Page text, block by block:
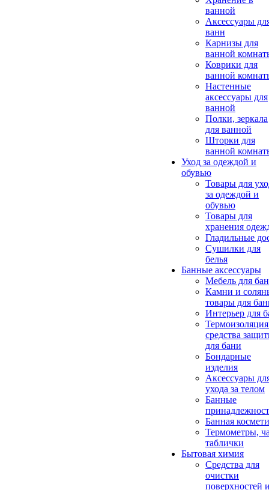
ванной
Аксессуары
ванн
Карнизы для
ванной
Коврики для
ванной
Настенные
аксессуары для
ванной
Полки, зеркала
для ванной
Шторки для
ванной
Уход за одеждой и
обувью
Товары для
за одеждой и
обувью
Товары для
хранения
Гладильные
Сушилки для
белья
Банные аксессуары
Мебель для
Камни и
товары для
Интерьер для
средства
для бани
Бондарные
изделия
Аксеcсуары
ухода за телом
Банные
Банная
Термометры,
таблички
Бытовая химия
Средства для
очистки
поверхностей